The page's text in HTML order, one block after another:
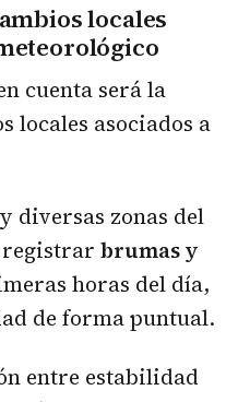
locales
cuenta será la
locales asociados a
y diversas zonas del
brumas y
horas del día,
de forma puntual.
entre estabilidad